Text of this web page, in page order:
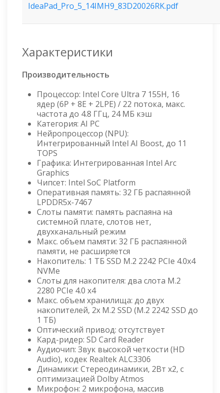
IdeaPad_Pro_5_14IMH9_83D20026RK.pdf
Характеристики
Производительность
Процессор: Intel Core Ultra 7 155H, 16
ядер (6P + 8E + 2LPE) / 22 потока, макс.
частота до 4.8 ГГц, 24 МБ кэш
Категория: AI PC
Нейропроцессор (NPU):
Интегрированный Intel AI Boost, до 11
TOPS
Графика: Интегрированная Intel Arc
Graphics
Чипсет: Intel SoC Platform
Оперативная память: 32 ГБ распаянной
LPDDR5x-7467
Слоты памяти: память распаяна на
системной плате, слотов нет,
двухканальный режим
Макс. объем памяти: 32 ГБ распаянной
памяти, не расширяется
Накопитель: 1 ТБ SSD M.2 2242 PCIe 4.0x4
NVMe
Слоты для накопителя: два слота M.2
2280 PCIe 4.0 x4
Макс. объем хранилища: до двух
накопителей, 2x M.2 SSD (M.2 2242 SSD до
1 ТБ)
Оптический привод: отсутствует
Кард-ридер: SD Card Reader
Аудиочип: Звук высокой четкости (HD
Audio), кодек Realtek ALC3306
Динамики: Стереодинамики, 2Вт x2, с
оптимизацией Dolby Atmos
Микрофон: 2 микрофона, массив